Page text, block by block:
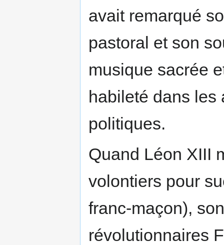
avait remarqué
pastoral et son
musique sacrée
habileté dans les
politiques.
Quand Léon XIII
volontiers pour
franc-maçon),
révolutionnaires